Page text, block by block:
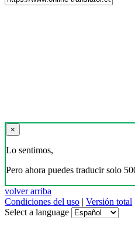
×
Lo sentimos,
Pero ahora puedes traducir solo
volver arriba
Condiciones del uso | Versión total
Select a language